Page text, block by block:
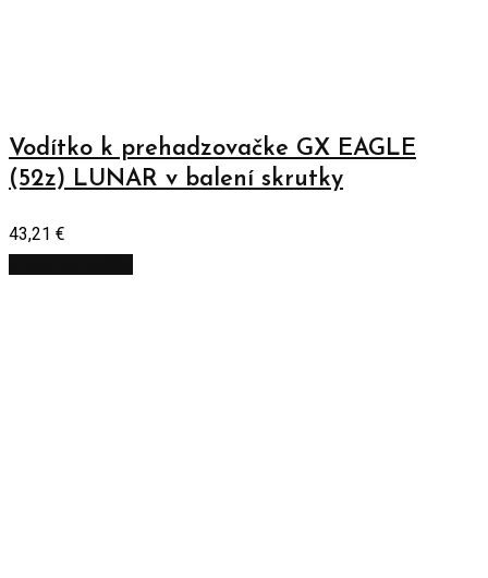
Vodítko k prehadzovačke GX EAGLE
(52z) LUNAR v balení skrutky
43,21 €